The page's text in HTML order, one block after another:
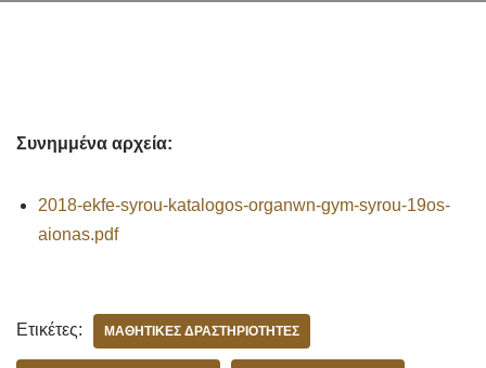
Συνημμένα αρχεία:
2018-ekfe-syrou-katalogos-organwn-gym-syrou-19os-
aionas.pdf
Ετικέτες: ΜΑΘΗΤΙΚΈΣ ΔΡΑΣΤΗΡΙΌΤΗΤΕΣ